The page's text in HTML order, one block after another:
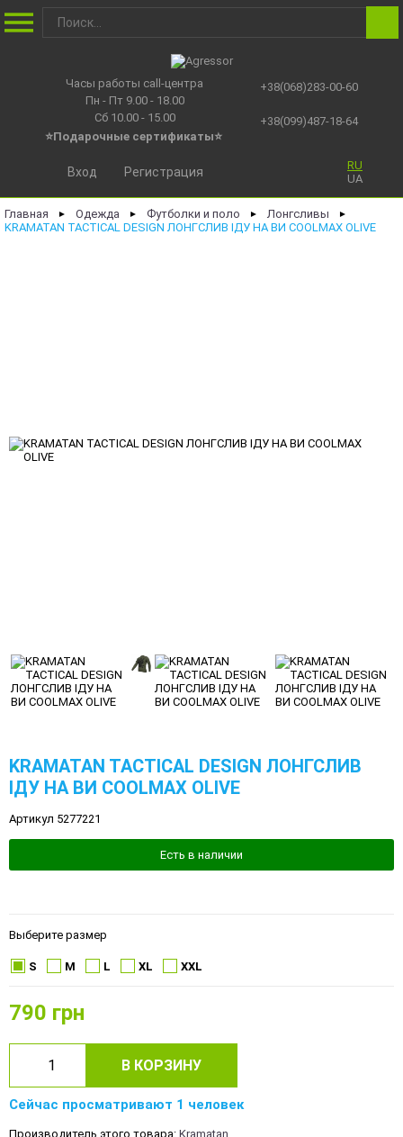
Часы работы call-центра
Пн - Пт 9.00 - 18.00
Сб 10.00 - 15.00
⭐Подарочные сертификаты⭐
+38(068)283-00-60
+38(099)487-18-64
RU
UA
Вход Регистрация
Главная ► Одежда ► Футболки и поло ► Лонгсливы ►
KRAMATAN TACTICAL DESIGN ЛОНГСЛИВ ІДУ НА ВИ COOLMAX OLIVE
KRAMATAN TACTICAL DESIGN ЛОНГСЛИВ
ІДУ НА ВИ COOLMAX OLIVE
Артикул 5277221
Есть в наличии
Выберите размер
S M L XL XXL
790 грн
В КОРЗИНУ
Сейчас просматривают 1 человек
Производитель этого товара: Kramatan